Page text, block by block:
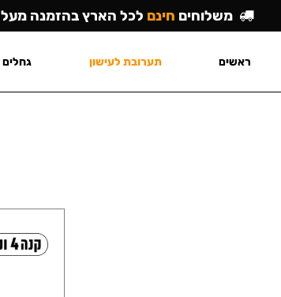
משלוחים חינם לכל הארץ בהזמנה מעל ₪449
ראשים תערובת לעישון גחלים